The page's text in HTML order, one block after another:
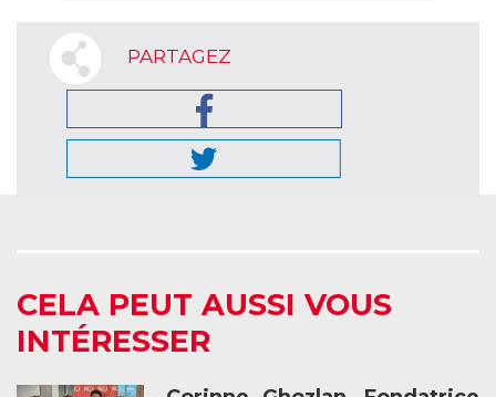
PARTAGEZ
CELA PEUT AUSSI VOUS
INTÉRESSER